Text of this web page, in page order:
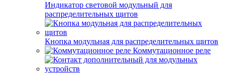
Индикатор световой модульный для
распределительных щитов
Кнопка модульная для распределительных щитов
Коммутационное реле